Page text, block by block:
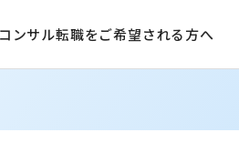
コンサル転職をご希望される方へ